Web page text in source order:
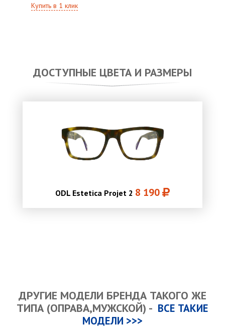
Купить в 1 клик
ДОСТУПНЫЕ ЦВЕТА И РАЗМЕРЫ
ODL Estetica Projet 2 8 190
ДРУГИЕ МОДЕЛИ БРЕНДА ТАКОГО ЖЕ
ТИПА (ОПРАВА,МУЖСКОЙ) - ВСЕ ТАКИЕ
МОДЕЛИ >>>